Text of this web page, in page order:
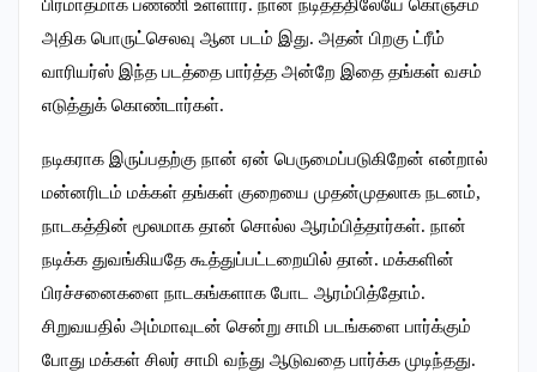
பிரமாதமாக பண்ணி உள்ளார். நான் நடித்ததிலேயே கொஞ்சம்
அதிக பொருட்செலவு ஆன படம் இது. அதன் பிறகு ட்ரீம்
வாரியர்ஸ் இந்த படத்தை பார்த்த அன்றே இதை தங்கள் வசம்
எடுத்துக் கொண்டார்கள்.
நடிகராக இருப்பதற்கு நான் ஏன் பெருமைப்படுகிறேன் என்றால்
மன்னரிடம் மக்கள் தங்கள் குறையை முதன்முதலாக நடனம்,
நாடகத்தின் மூலமாக தான் சொல்ல ஆரம்பித்தார்கள். நான்
நடிக்க துவங்கியதே கூத்துப்பட்டறையில் தான். மக்களின்
பிரச்சனைகளை நாடகங்களாக போட ஆரம்பித்தோம்.
சிறுவயதில் அம்மாவுடன் சென்று சாமி படங்களை பார்க்கும்
போது மக்கள் சிலர் சாமி வந்து ஆடுவதை பார்க்க முடிந்தது.